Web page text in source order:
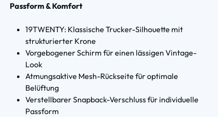
Passform & Komfort
19TWENTY: Klassische Trucker-Silhouette mit
strukturierter Krone
Vorgebogener Schirm für einen lässigen Vintage-
Look
Atmungsaktive Mesh-Rückseite für optimale
Belüftung
Verstellbarer Snapback-Verschluss für individuelle
Passform